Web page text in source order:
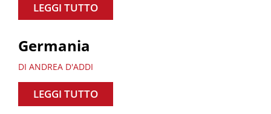
LEGGI TUTTO
Germania
DI ANDREA D'ADDI
LEGGI TUTTO